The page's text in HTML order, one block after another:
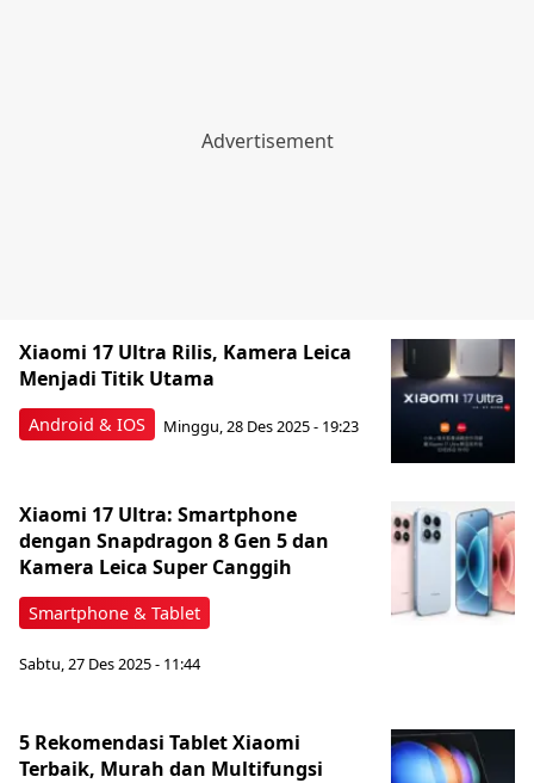
Android & IOS
Xiaomi 17 Ultra Rilis, Kamera Leica
Menjadi Titik Utama
Minggu, 28 Des 2025 - 19:23
Smartphone & Tablet
Xiaomi 17 Ultra: Smartphone
dengan Snapdragon 8 Gen 5 dan
Kamera Leica Super Canggih
Sabtu, 27 Des 2025 - 11:44
5 Rekomendasi Tablet Xiaomi
Terbaik, Murah dan Multifungsi